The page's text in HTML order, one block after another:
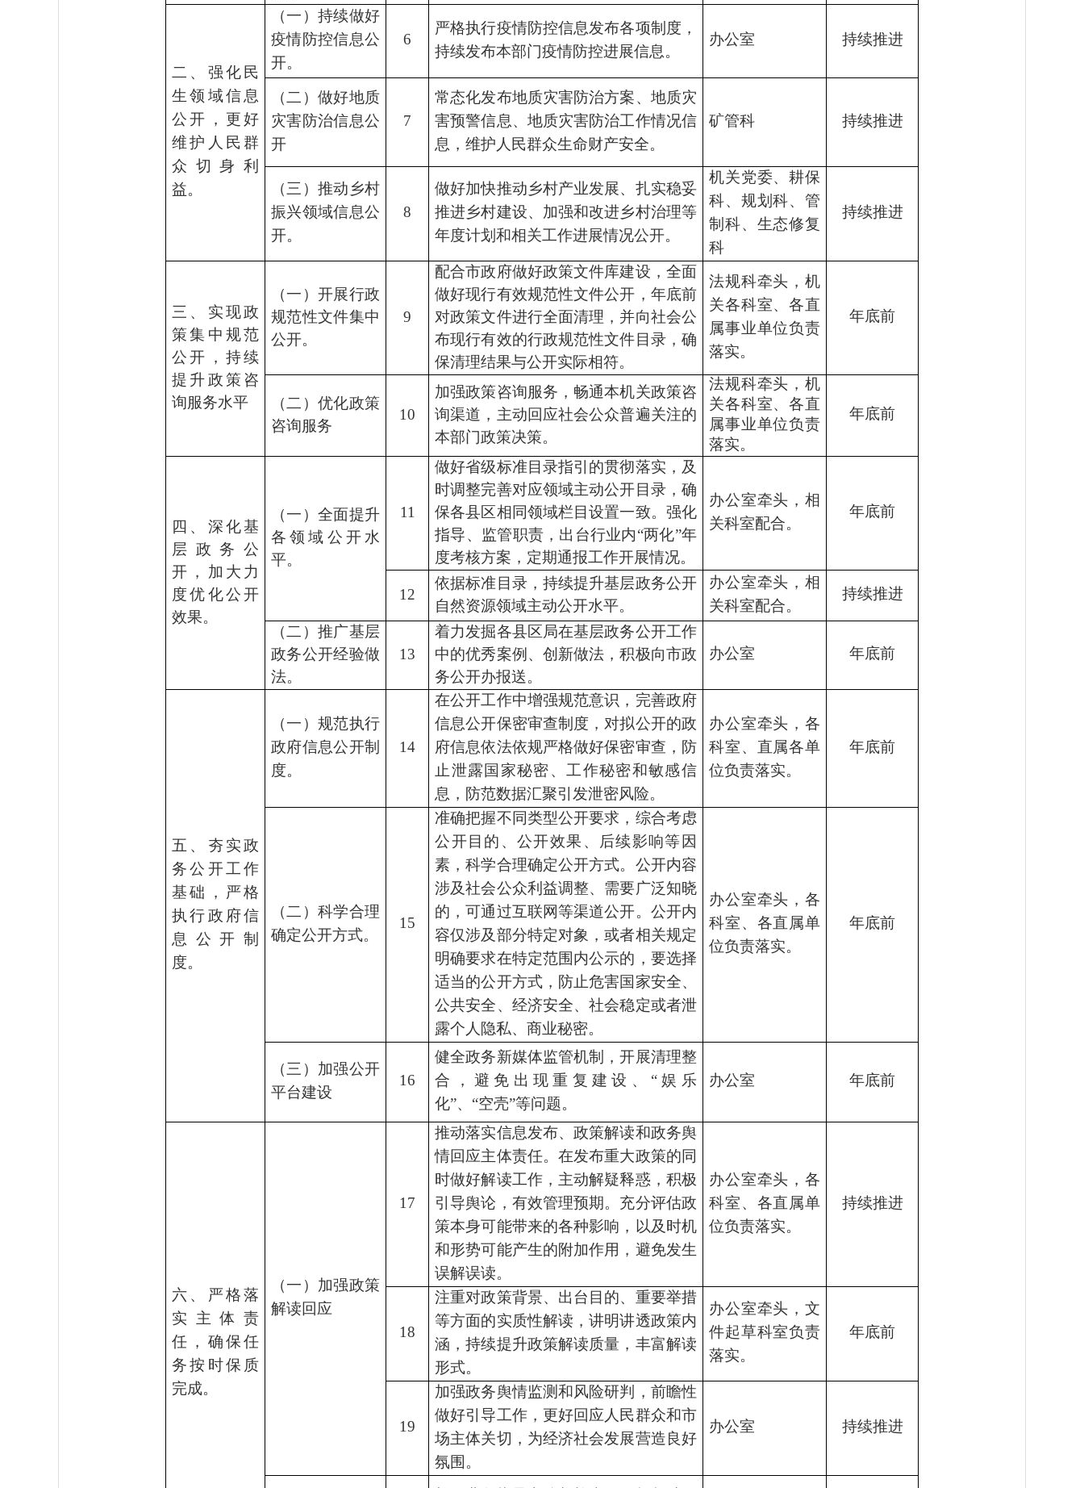
二、强化民
生领域信息
公开，更好
维护人民群
众切身利
益。
（一）持续做好
疫情防控信息公
开。
6
严格执行疫情防控信息发布各项制度，
持续发布本部门疫情防控进展信息。
办公室 持续推进
（二）做好地质
灾害防治信息公
开
7
常态化发布地质灾害防治方案、地质灾
害预警信息、地质灾害防治工作情况信
息，维护人民群众生命财产安全。
矿管科 持续推进
（三）推动乡村
振兴领域信息公
开。
8
做好加快推动乡村产业发展、扎实稳妥
推进乡村建设、加强和改进乡村治理等
年度计划和相关工作进展情况公开。
机关党委、耕保
科、规划科、管
制科、生态修复
科
持续推进
三、实现政
策集中规范
公开，持续
提升政策咨
询服务水平
（一）开展行政
规范性文件集中
公开。
9
配合市政府做好政策文件库建设，全面
做好现行有效规范性文件公开，年底前
对政策文件进行全面清理，并向社会公
布现行有效的行政规范性文件目录，确
保清理结果与公开实际相符。
法规科牵头，机
关各科室、各直
属事业单位负责
落实。
年底前
（二）优化政策
咨询服务
10
加强政策咨询服务，畅通本机关政策咨
询渠道，主动回应社会公众普遍关注的
本部门政策决策。
法规科牵头，机
关各科室、各直
属事业单位负责
落实。
年底前
四、深化基
层政务公
开，加大力
度优化公开
效果。
（一）全面提升
各领域公开水
平。
11
做好省级标准目录指引的贯彻落实，及
时调整完善对应领域主动公开目录，确
保各县区相同领域栏目设置一致。强化
指导、监管职责，出台行业内“两化”年
度考核方案，定期通报工作开展情况。
办公室牵头，相
关科室配合。
年底前
12
依据标准目录，持续提升基层政务公开
自然资源领域主动公开水平。
办公室牵头，相
关科室配合。
持续推进
（二）推广基层
政务公开经验做
法。
13
着力发掘各县区局在基层政务公开工作
中的优秀案例、创新做法，积极向市政
务公开办报送。
办公室 年底前
五、夯实政
务公开工作
基础，严格
执行政府信
息公开制
度。
（一）规范执行
政府信息公开制
度。
14
在公开工作中增强规范意识，完善政府
信息公开保密审查制度，对拟公开的政
府信息依法依规严格做好保密审查，防
止泄露国家秘密、工作秘密和敏感信
息，防范数据汇聚引发泄密风险。
办公室牵头，各
科室、直属各单
位负责落实。
年底前
（二）科学合理
确定公开方式。
15
准确把握不同类型公开要求，综合考虑
公开目的、公开效果、后续影响等因
素，科学合理确定公开方式。公开内容
涉及社会公众利益调整、需要广泛知晓
的，可通过互联网等渠道公开。公开内
容仅涉及部分特定对象，或者相关规定
明确要求在特定范围内公示的，要选择
适当的公开方式，防止危害国家安全、
公共安全、经济安全、社会稳定或者泄
露个人隐私、商业秘密。
办公室牵头，各
科室、各直属单
位负责落实。
年底前
（三）加强公开
平台建设
16
健全政务新媒体监管机制，开展清理整
合，避免出现重复建设、 “娱乐
化”、“空壳”等问题。
办公室 年底前
六、严格落
实主体责
任，确保任
务按时保质
完成。
（一）加强政策
解读回应
17
推动落实信息发布、政策解读和政务舆
情回应主体责任。在发布重大政策的同
时做好解读工作，主动解疑释惑，积极
引导舆论，有效管理预期。充分评估政
策本身可能带来的各种影响，以及时机
和形势可能产生的附加作用，避免发生
误解误读。
办公室牵头，各
科室、各直属单
位负责落实。
持续推进
18
注重对政策背景、出台目的、重要举措
等方面的实质性解读，讲明讲透政策内
涵，持续提升政策解读质量，丰富解读
形式。
办公室牵头，文
件起草科室负责
落实。
年底前
19
加强政务舆情监测和风险研判，前瞻性
做好引导工作，更好回应人民群众和市
场主体关切，为经济社会发展营造良好
氛围。
办公室 持续推进